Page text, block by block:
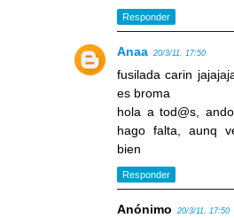
Responder
Anaa 20/3/11, 17:50
fusilada carin
es broma
hola a tod@s,
hago falta, aunq
bien
Responder
Anónimo 20/3/11, 17:50